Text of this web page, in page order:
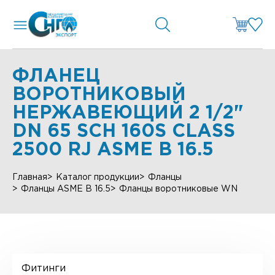
ФЛАНЕЦ
ВОРОТНИКОВЫЙ
НЕРЖАВЕЮЩИЙ 2 1/2"
DN 65 SCH 160S CLASS
2500 RJ ASME B 16.5
Главная Каталог продукции
Фланцы
Фланцы ASME B 16.5
Фланцы воротниковые WN
Фитинги